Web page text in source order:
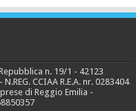
n. 19/1 - 42123
CCIAA R.E.A. nr. 0283404
di Reggio Emilia -